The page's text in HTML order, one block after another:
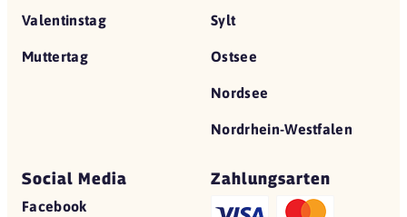
Valentinstag
Muttertag
Sylt
Ostsee
Nordsee
Nordrhein-Westfalen
Social Media
Facebook
Zahlungsarten